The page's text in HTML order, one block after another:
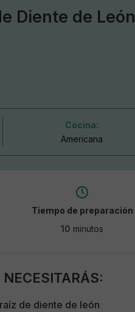
Diente de León
Cocina:
Americana
Tiempo de preparación
10 minutos
de diente de león